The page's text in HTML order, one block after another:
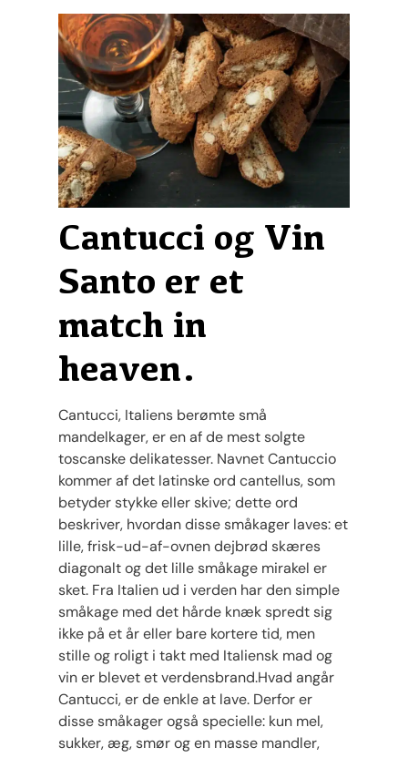
Cantucci og Vin
Santo er et
match in
heaven.
Cantucci, Italiens berømte små
mandelkager, er en af de mest solgte
toscanske delikatesser. Navnet Cantuccio
kommer af det latinske ord cantellus, som
betyder stykke eller skive; dette ord
beskriver, hvordan disse småkager laves: et
lille, frisk-ud-af-ovnen dejbrød skæres
diagonalt og det lille småkage mirakel er
sket. Fra Italien ud i verden har den simple
småkage med det hårde knæk spredt sig
ikke på et år eller bare kortere tid, men
stille og roligt i takt med Italiensk mad og
vin er blevet et verdensbrand.Hvad angår
Cantucci, er de enkle at lave. Derfor er
disse småkager også specielle: kun mel,
sukker, æg, smør og en masse mandler,